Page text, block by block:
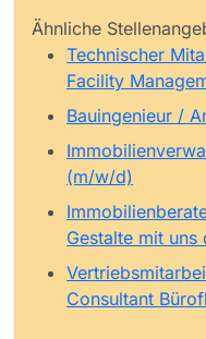
Ähnliche
Technischer
Facility
Bauingenieur /
(m/w/d)
Gestalte mit uns
Consultant